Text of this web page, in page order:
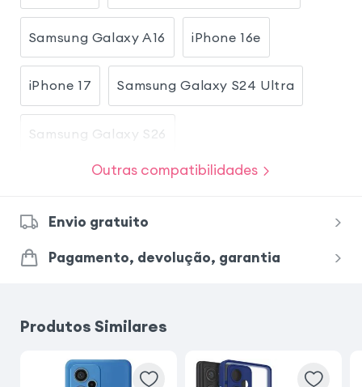
Samsung Galaxy A16 iPhone 16e
iPhone 17 Samsung Galaxy S24 Ultra
Samsung Galaxy S26
Samsung Galaxy A54 5G
Samsung Galaxy S25
Samsung Galaxy S20 FE
Outras compatibilidades
Envio gratuito
Pagamento, devolução, garantia
Produtos Similares